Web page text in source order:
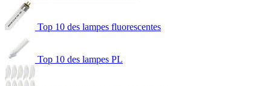
Top 10 des lampes fluorescentes
Top 10 des lampes PL